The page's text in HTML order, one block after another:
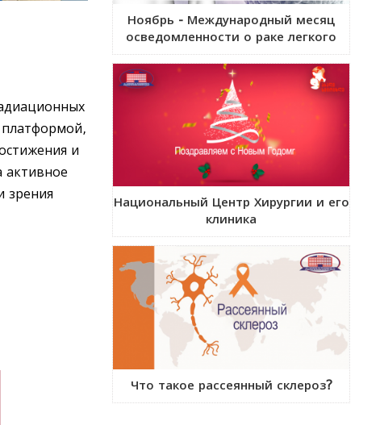
платформой,
и
активное
зрения
Ноябрь - Международный месяц
осведомленности о раке легкого
Национальный Центр Хирургии и его
клиника
Что такое рассеянный склероз?